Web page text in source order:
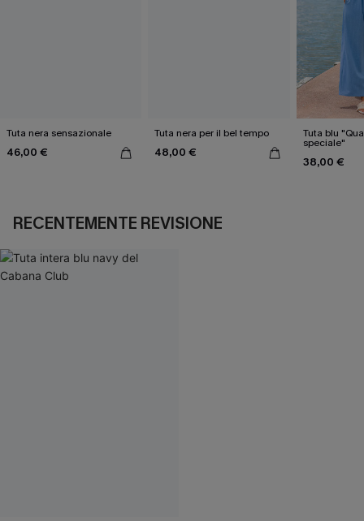
Tuta nera sensazionale
46,00 €
Tuta nera per il bel tempo
48,00 €
Tuta blu
speciale"
38,00 €
RECENTEMENTE REVISIONE